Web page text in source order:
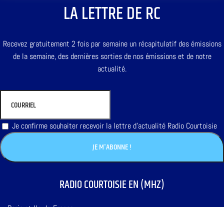
LA LETTRE DE RC
Recevez gratuitement 2 fois par semaine un récapitulatif des émissions
de la semaine, des dernières sorties de nos émissions et de notre
actualité.
Je confirme souhaiter recevoir la lettre d'actualité Radio Courtoisie
RADIO COURTOISIE EN (MHZ)